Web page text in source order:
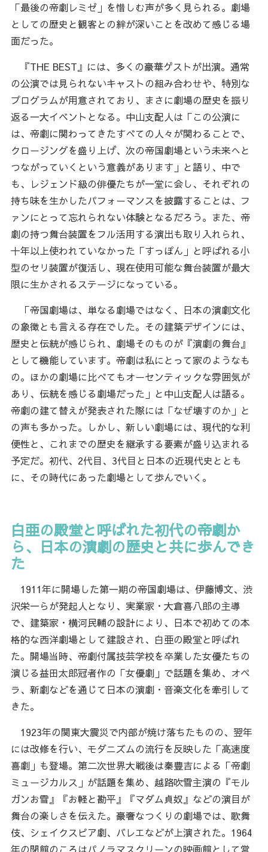
「最後の帝劇レミゼ」を惜しむ声が多く見られる。劇場
としての歴史と観客との絆が深いことを改めて感じる場
面だった。
『THE BEST』には、多くの豪華ゲストが出演。通常
の公演では見られないキャストの組み合わせや、特別な
プログラムが用意されており、まさに劇場の歴史を振り
返る一大イベントとなる。中山支配人は「この公演に
は、帝劇に関わってきたすべての人々が関わることで、
クロージングを盛り上げ、次の帝国劇場という未来へと
つながっていくという意義があります」と語り、中で
も、レジェンド級の俳優たちが一堂に会し、それぞれの
持ち味を生かしたパフォーマンスを披露することは、フ
ァンにとって忘れられない体験となるだろう。また、帝
劇の持つ舞台装置をフル活用する演出も取り入れられ、
十年以上使われていなかった「すっぽん」と呼ばれる小
型のセリ装置が復活し、現在使用可能な舞台装置が最大
限に生かされるステージになっている。
「帝国劇場は、単なる劇場ではなく、日本の演劇文化
の象徴とも言える存在でした。その建築デザインには、
歴史と伝統が感じられ、劇場そのものが『演劇の舞台』
として機能しています。帝劇は私にとって家のようなも
の。ほかの劇場に比べてもオーセンティックな雰囲気が
あり、伝統を感じる劇場だった」と中山支配人は語る。
帝劇の建て替えが発表された際には「なぜ壊すのか」と
の声も多かった。しかし、新しい劇場には、現代的な利
便性と、これまでの歴史を継承する要素が盛り込まれる
予定だ。初代、2代目、3代目と日本の近現代史ととも
に、その時代にあった劇場として歩んでいく。
白亜の殿堂と呼ばれた初代の帝劇か
ら、日本の演劇の歴史と共に歩んでき
た
1911年に開場した第一期の帝国劇場は、伊藤博文、渋
沢栄一らが発起人となり、実業家・大倉喜八郎の主導
で、建築家・横河民輔の設計により、日本で初めての本
格的な西洋劇場として建設され、白亜の殿堂と呼ばれ
た。開場当時、帝劇付属技芸学校を卒業した女優たちの
演じる益田太郎冠者作の「女優劇」で話題を集め、オペ
ラ、新劇などを通じて日本の演劇・音楽文化を牽引して
きた。
1923年の関東大震災で内部が焼け落ちたものの、翌年
には改修を行い、モダニズムの流行を反映した「高速度
喜劇」も登場。第二次世界大戦後は秦豊吉による「帝劇
ミュージカルス」が話題を集め、越路吹雪主演の『モル
ガンお雪』『お軽と勘平』『マダム貞奴』などの演目が
舞台の楽しさを伝えた。豪奢なつくりの劇場では、歌舞
伎、シェイクスピア劇、バレエなどが上演された。1964
年の閉館のころはパノラマスクリーンの映画館として営